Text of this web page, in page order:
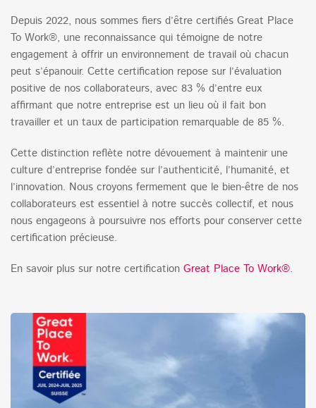
Depuis 2022, nous sommes fiers d’être certifiés Great Place
To Work®, une reconnaissance qui témoigne de notre
engagement à offrir un environnement de travail où chacun
peut s’épanouir. Cette certification repose sur l’évaluation
positive de nos collaborateurs, avec 83 % d’entre eux
affirmant que notre entreprise est un lieu où il fait bon
travailler et un taux de participation remarquable de 85 %.
Cette distinction reflète notre dévouement à maintenir une
culture d’entreprise fondée sur l’authenticité, l’humanité, et
l’innovation. Nous croyons fermement que le bien-être de nos
collaborateurs est essentiel à notre succès collectif, et nous
nous engageons à poursuivre nos efforts pour conserver cette
certification précieuse.
En savoir plus sur notre certification Great Place To Work®.